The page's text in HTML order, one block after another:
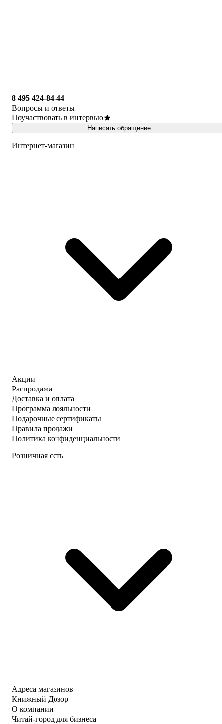
8 495 424-84-44
Вопросы и ответы
Поучаствовать в интервью
Написать обращение
Интернет-магазин
Акции
Распродажа
Доставка и оплата
Программа лояльности
Подарочные сертификаты
Правила продажи
Политика конфиденциальности
Розничная сеть
Адреса магазинов
Книжный Дозор
О компании
Читай-город для бизнеса